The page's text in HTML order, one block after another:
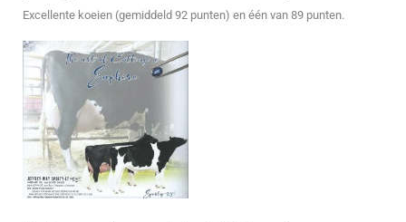
Excellente koeien (gemiddeld 92 punten) en één van 89 punten.